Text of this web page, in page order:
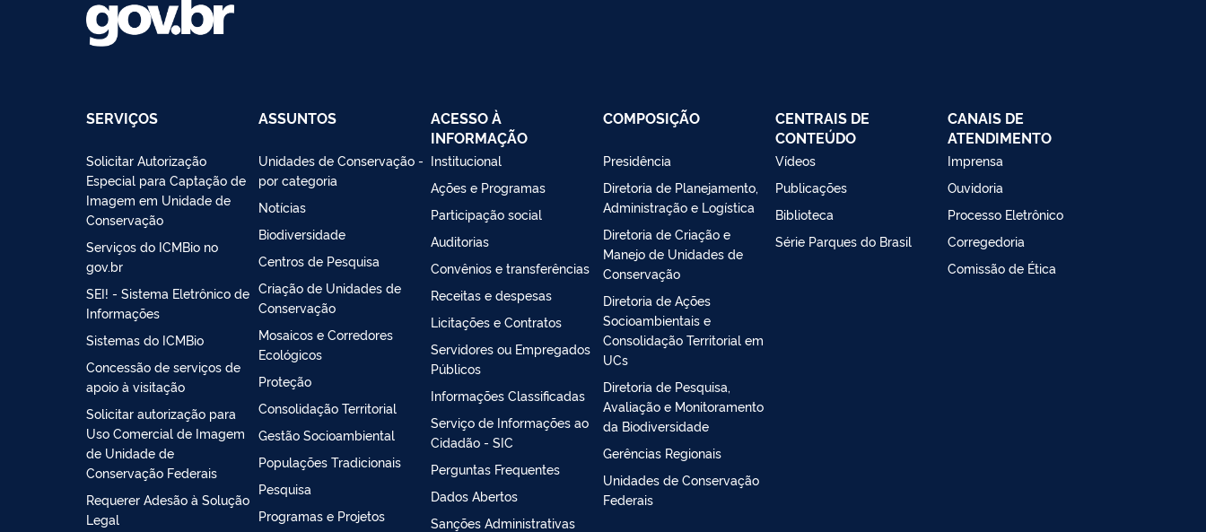
SERVIÇOS
Solicitar Autorização
Especial para Captação de
Imagem em Unidade de
Conservação
Serviços do ICMBio no
gov.br
SEI! - Sistema Eletrônico de
Informações
Sistemas do ICMBio
Concessão de serviços de
apoio à visitação
Solicitar autorização para
Uso Comercial de Imagem
de Unidade de
Conservação Federais
Requerer Adesão à Solução
Legal
ASSUNTOS
Unidades de Conservação -
por categoria
Notícias
Biodiversidade
Centros de Pesquisa
Criação de Unidades de
Conservação
Mosaicos e Corredores
Ecológicos
Proteção
Consolidação Territorial
Gestão Socioambiental
Populações Tradicionais
Pesquisa
Programas e Projetos
ACESSO À
INFORMAÇÃO
Institucional
Ações e Programas
Participação social
Auditorias
Convênios e transferências
Receitas e despesas
Licitações e Contratos
Servidores ou Empregados
Públicos
Informações Classificadas
Serviço de Informações ao
Cidadão - SIC
Perguntas Frequentes
Dados Abertos
Sanções Administrativas
COMPOSIÇÃO
Presidência
Diretoria de Planejamento,
Administração e Logística
Diretoria de Criação e
Manejo de Unidades de
Conservação
Diretoria de Ações
Socioambientais e
Consolidação Territorial em
UCs
Diretoria de Pesquisa,
Avaliação e Monitoramento
da Biodiversidade
Gerências Regionais
Unidades de Conservação
Federais
CENTRAIS DE
CONTEÚDO
Vídeos
Publicações
Biblioteca
Série Parques do Brasil
CANAIS DE
ATENDIMENTO
Imprensa
Ouvidoria
Processo Eletrônico
Corregedoria
Comissão de Ética